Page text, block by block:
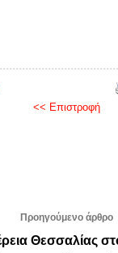
<< Επιστροφή
Προηγούμενο άρθρο
Θεσσαλίας